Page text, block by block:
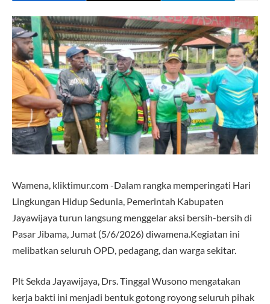
Wamena, kliktimur.com -Dalam rangka memperingati Hari
Lingkungan Hidup Sedunia, Pemerintah Kabupaten
Jayawijaya turun langsung menggelar aksi bersih-bersih di
Pasar Jibama, Jumat (5/6/2026) diwamena.Kegiatan ini
melibatkan seluruh OPD, pedagang, dan warga sekitar.
Plt Sekda Jayawijaya, Drs. Tinggal Wusono mengatakan
kerja bakti ini menjadi bentuk gotong royong seluruh pihak